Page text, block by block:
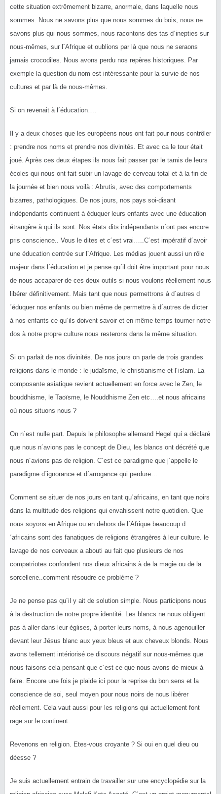
cette situation extrêmement bizarre, anormale, dans laquelle nous
sommes. Nous ne savons plus que nous sommes du bois, nous ne
savons plus qui nous sommes, nous racontons des tas d´inepties sur
nous-mêmes, sur l´Afrique et oublions par là que nous ne seraons
jamais crocodiles. Nous avons perdu nos repères historiques. Par
exemple la question du nom est intéressante pour la survie de nos
cultures et par là de nous-mêmes.
Si on revenait à l´éducation….
Il y a deux choses que les européens nous ont fait pour nous contrôler
: prendre nos noms et prendre nos divinités. Et avec ca le tour était
joué. Après ces deux étapes ils nous fait passer par le tamis de leurs
écoles qui nous ont fait subir un lavage de cerveau total et à la fin de
la journée et bien nous voilà : Abrutis, avec des comportements
bizarres, pathologiques. De nos jours, nos pays soi-disant
indépendants continuent à éduquer leurs enfants avec une éducation
étrangère à qui ils sont. Nos états dits indépendants n´ont pas encore
pris conscience.. Vous le dites et c´est vrai…..C´est impératif d´avoir
une éducation centrée sur l´Afrique. Les médias jouent aussi un rôle
majeur dans l´éducation et je pense qu´il doit être important pour nous
de nous accaparer de ces deux outils si nous voulons réellement nous
libérer définitivement. Mais tant que nous permettrons à d´autres d
´éduquer nos enfants ou bien même de permettre à d´autres de dicter
à nos enfants ce qu´ils doivent savoir et en même temps tourner notre
dos à notre propre culture nous resterons dans la même situation.
Si on parlait de nos divinités. De nos jours on parle de trois grandes
religions dans le monde : le judaïsme, le christianisme et l´islam. La
composante asiatique revient actuellement en force avec le Zen, le
bouddhisme, le Taoïsme, le Nouddhisme Zen etc….et nous africains
où nous situons nous ?
On n´est nulle part. Depuis le philosophe allemand Hegel qui a déclaré
que nous n´avions pas le concept de Dieu, les blancs ont décrété que
nous n´avions pas de religion. C´est ce paradigme que j´appelle le
paradigme d´ignorance et d´arrogance qui perdure…
Comment se situer de nos jours en tant qu´africains, en tant que noirs
dans la multitude des religions qui envahissent notre quotidien. Que
nous soyons en Afrique ou en dehors de l´Afrique beaucoup d
´africains sont des fanatiques de religions étrangères à leur culture. le
lavage de nos cerveaux a abouti au fait que plusieurs de nos
compatriotes confondent nos dieux africains à de la magie ou de la
sorcellerie..comment résoudre ce problème ?
Je ne pense pas qu´il y ait de solution simple. Nous participons nous
à la destruction de notre propre identité. Les blancs ne nous obligent
pas à aller dans leur églises, à porter leurs noms, à nous agenouiller
devant leur Jésus blanc aux yeux bleus et aux cheveux blonds. Nous
avons tellement intériorisé ce discours négatif sur nous-mêmes que
nous faisons cela pensant que c´est ce que nous avons de mieux à
faire. Encore une fois je plaide ici pour la reprise du bon sens et la
conscience de soi, seul moyen pour nous noirs de nous libérer
réellement. Cela vaut aussi pour les religions qui actuellement font
rage sur le continent.
Revenons en religion. Etes-vous croyante ? Si oui en quel dieu ou
déesse ?
Je suis actuellement entrain de travailler sur une encyclopédie sur la